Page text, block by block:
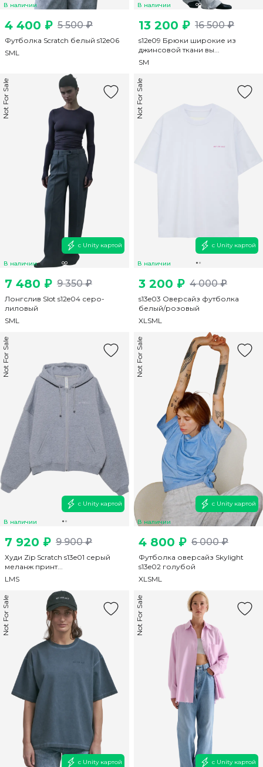
В наличии
4 400 ₽ 5 500 ₽
Футболка Scratch белый s12e06
SML
В наличии
13 200 ₽ 16 500 ₽
s12e09 Брюки широкие из
джинсовой ткани вы...
SM
В наличии
Not For Sale
с Unity картой
7 480 ₽ 9 350 ₽
Лонгслив Slot s12e04 серо-
лиловый
SML
В наличии
Not For Sale
с Unity картой
3 200 ₽ 4 000 ₽
s13e03 Оверсайз футболка
белый/розовый
XLSML
В наличии
Not For Sale
с Unity картой
7 920 ₽ 9 900 ₽
Худи Zip Scratch s13e01 серый
меланж принт...
LMS
В наличии
Not For Sale
с Unity картой
4 800 ₽ 6 000 ₽
Футболка оверсайз Skylight
s13e02 голубой
XLSML
Not For Sale
с Unity картой
Not For Sale
с Unity картой